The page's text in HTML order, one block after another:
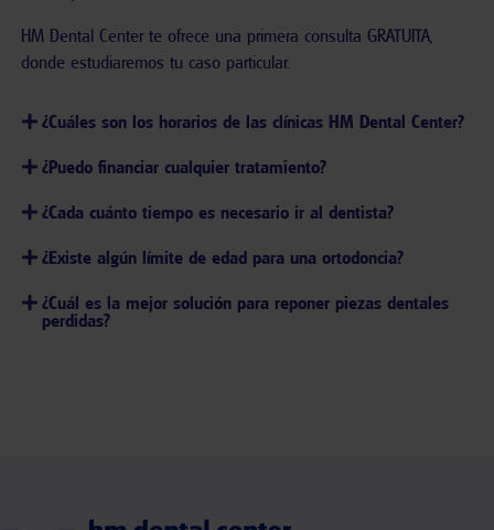
HM Dental Center te ofrece una primera consulta GRATUITA,
donde estudiaremos tu caso particular.
¿Cuáles son los horarios de las clínicas HM Dental Center?
¿Puedo financiar cualquier tratamiento?
¿Cada cuánto tiempo es necesario ir al dentista?
¿Existe algún límite de edad para una ortodoncia?
¿Cuál es la mejor solución para reponer piezas dentales
perdidas?